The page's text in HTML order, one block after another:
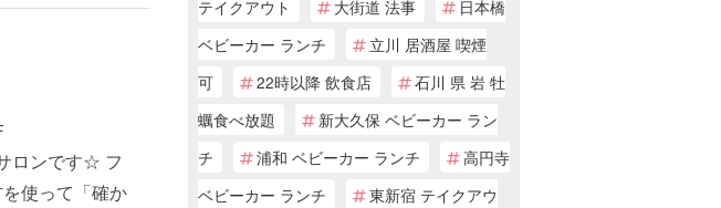
ロンです☆ フ
使って「確か
テイクアウト
大街道 法事
日本橋
ベビーカー ランチ
立川 居酒屋 喫煙
可
22時以降 飲食店
石川 県 岩 牡
蠣食べ放題
新大久保 ベビーカー ラン
チ
浦和 ベビーカー ランチ
高円寺
ベビーカー ランチ
東新宿 テイクアウ